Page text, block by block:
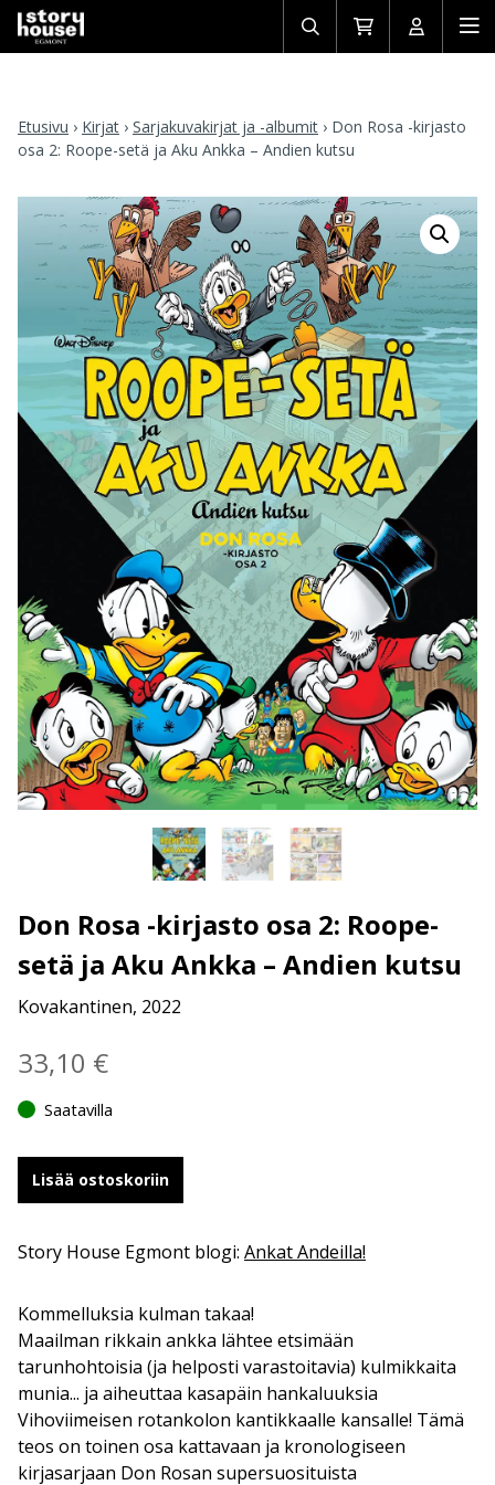
Avaa/sulje
haku
Siirry
ostoskoriin
Avaa/
Etusivu › Kirjat › Sarjakuvakirjat ja -albumit › Don Rosa -kirjasto
osa 2: Roope-setä ja Aku Ankka – Andien kutsu
Don Rosa -kirjasto osa 2: Roope-
setä ja Aku Ankka – Andien kutsu
Kovakantinen, 2022
33,10 €
Saatavilla
Lisää ostoskoriin
Story House Egmont blogi: Ankat Andeilla!
Kommelluksia kulman takaa!
Maailman rikkain ankka lähtee etsimään
tarunhohtoisia (ja helposti varastoitavia) kulmikkaita
munia... ja aiheuttaa kasapäin hankaluuksia
Vihoviimeisen rotankolon kantikkaalle kansalle! Tämä
teos on toinen osa kattavaan ja kronologiseen
kirjasarjaan Don Rosan supersuosituista